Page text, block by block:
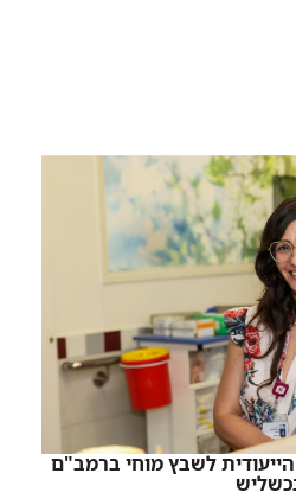
לשבץ מוחי ברמב"ם